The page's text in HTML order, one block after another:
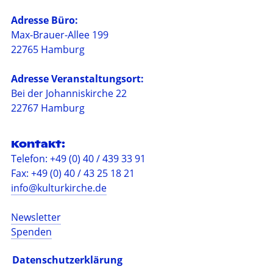
Adresse Büro:
Max-Brauer-Allee 199
22765 Hamburg
Adresse Veranstaltungsort:
Bei der Johanniskirche 22
22767 Hamburg
Kontakt:
Telefon: +49 (0) 40 / 439 33 91
Fax: +49 (0) 40 / 43 25 18 21
info@kulturkirche.de
Newsletter
Spenden
Impressum
Datenschutzerklärung